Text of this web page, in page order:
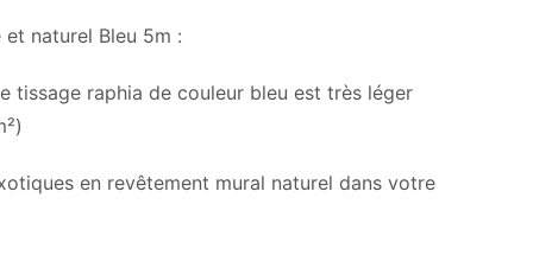
naturel Bleu 5m :
tissage raphia de couleur bleu est très léger
en revêtement mural naturel dans votre